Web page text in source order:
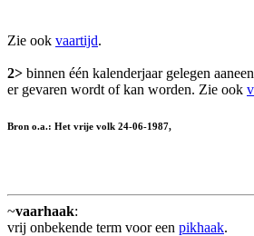
Zie ook vaartijd.
2> binnen één kalenderjaar gelegen
er gevaren wordt of kan worden. Zie ook
Bron o.a.: Het vrĳe volk 24-06-1987,
~vaarhaak:
vrij onbekende term voor een pikhaak.